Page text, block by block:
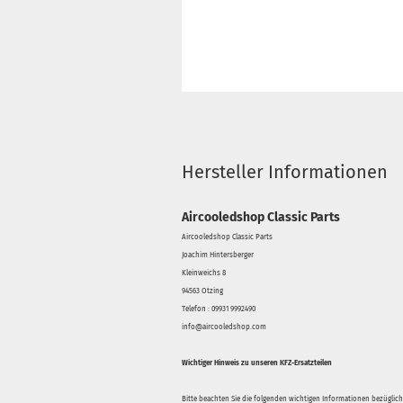
Hersteller Informationen
Aircooledshop Classic Parts
Aircooledshop Classic Parts
Joachim Hintersberger
Kleinweichs 8
94563 Otzing
Telefon : 09931 9992490
info@aircooledshop.com
Wichtiger Hinweis zu unseren KFZ-Ersatzteilen
Bitte beachten Sie die folgenden wichtigen Informationen bezüglich